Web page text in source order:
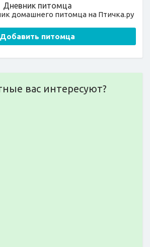
Дневник питомца
домашнего питомца на Птичка.ру
Добавить питомца
вас интересуют?